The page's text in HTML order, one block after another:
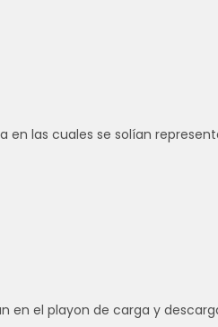
en las cuales se solían
en el playon de carga y